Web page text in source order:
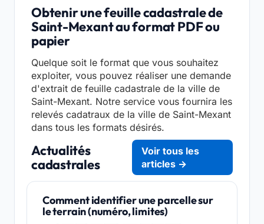
Obtenir une feuille cadastrale de
Saint-Mexant au format PDF ou
papier
Quelque soit le format que vous souhaitez
exploiter, vous pouvez réaliser une demande
d'extrait de feuille cadastrale de la ville de
Saint-Mexant. Notre service vous fournira les
relevés cadatraux de la ville de Saint-Mexant
dans tous les formats désirés.
Actualités
cadastrales
Voir tous les
articles →
Comment identifier une parcelle sur
le terrain (numéro, limites)